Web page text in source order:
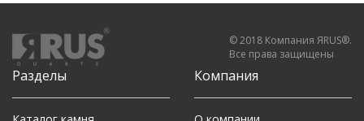
Разделы Компания
© 2018 Компания ЯRUS®.
Все права защищены